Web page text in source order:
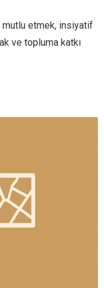
etmek, insiyatif
ve topluma katkı